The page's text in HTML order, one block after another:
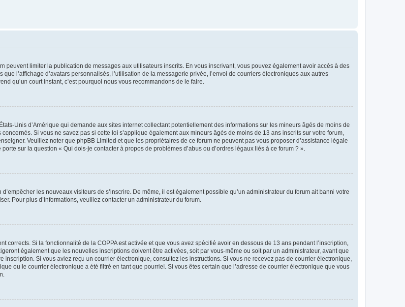
peuvent limiter la publication de messages aux utilisateurs inscrits. En vous inscrivant, vous pouvez également avoir accès à des
l’affichage d’avatars personnalisés, l’utilisation de la messagerie privée, l’envoi de courriers électroniques aux autres
qu’un court instant, c’est pourquoi nous vous recommandons de le faire.
Unis d’Amérique qui demande aux sites internet collectant potentiellement des informations sur les mineurs âgés de moins de
Si vous ne savez pas si cette loi s’applique également aux mineurs âgés de moins de 13 ans inscrits sur votre forum,
Veuillez noter que phpBB Limited et que les propriétaires de ce forum ne peuvent pas vous proposer d’assistance légale
sur la question « Qui dois-je contacter à propos de problèmes d’abus ou d’ordres légaux liés à ce forum ? ».
les nouveaux visiteurs de s’inscrire. De même, il est également possible qu’un administrateur du forum ait banni votre
Pour plus d’informations, veuillez contacter un administrateur du forum.
corrects. Si la fonctionnalité de la COPPA est activée et que vous avez spécifié avoir en dessous de 13 ans pendant l’inscription,
également que les nouvelles inscriptions doivent être activées, soit par vous-même ou soit par un administrateur, avant que
Si vous aviez reçu un courrier électronique, consultez les instructions. Si vous ne recevez pas de courrier électronique,
ou le courrier électronique a été filtré en tant que pourriel. Si vous êtes certain que l’adresse de courrier électronique que vous